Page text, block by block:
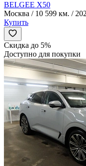
BELGEE X50
Москва / 10 599 км. /
Купить
Скидка до 5%
Доступно для покупки